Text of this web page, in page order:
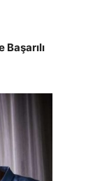
Başarılı